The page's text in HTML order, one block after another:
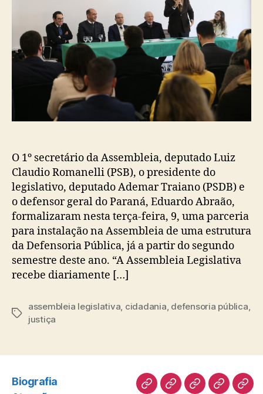
O 1º secretário da Assembleia, deputado Luiz
Claudio Romanelli (PSB), o presidente do
legislativo, deputado Ademar Traiano (PSDB) e
o defensor geral do Paraná, Eduardo Abraão,
formalizaram nesta terça-feira, 9, uma parceria
para instalação na Assembleia de uma estrutura
da Defensoria Pública, já a partir do segundo
semestre deste ano. “A Assembleia Legislativa
recebe diariamente […]
Tags
assembleia legislativa, cidadania, defensoria pública,
justiça
Biografia
BiografiaAtuaçãoArtigosNorte